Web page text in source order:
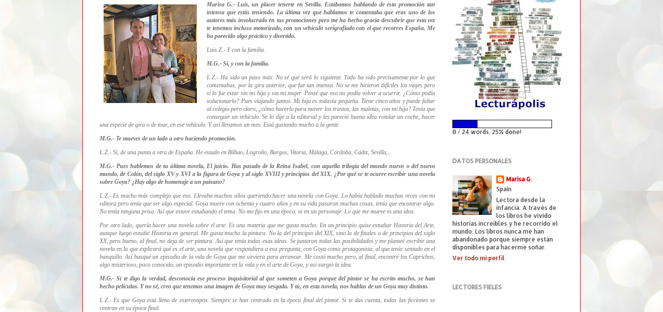
Marisa G.- Luis, un placer tenerte en Sevilla. Estábamos hablando de esta promoción tan
intensa que estás teniendo. La última vez que hablamos te comentaba que eras uno de los
autores más involucrado en tus promociones pero me ha hecho gracia descubrir que esta vez
te tenemos incluso motorizado, con un vehículo serigrafiado con el que recorres España. Me
ha parecido algo práctico y divertido.
Luis Z.- Y con la familia.
M.G.- Sí, y con la familia.
L.Z.- Ha sido un paso más. No sé qué será lo siguiente. Todo ha sido precisamente por lo que
comentabas, por la gira anterior, que fue tan intensa. No se me hicieron difíciles los viajes pero
sí lo fue estar sin mi hija y sin mi mujer. Pensé que eso no podía volver a ocurrir. ¿Cómo podía
solucionarlo? Pues viajando juntos. Mi hija es todavía pequeña. Tiene cinco años y puede faltar
al colegio pero claro, ¿cómo hacerlo para mover los trastos, las maletas, con mi hija? Tenía que
conseguir un vehículo. Se lo dije a la editorial y les pareció buena idea rotular un coche, hacer
una especie de gira o de tour, en ese vehículo. Y así llevamos un mes. Está gustando mucho a la gente.
M.G.- Te mueves de un lado a otro haciendo promoción.
L.Z.- Sí, de una punta a otra de España. He estado en Bilbao, Logroño, Burgos, Vitoria, Málaga, Córdoba, Cádiz, Sevilla,...
M.G.- Pues hablemos de tu última novela, El juicio. Has pasado de la Reina Isabel, con aquella trilogía del mundo nuevo o del nuevo
mundo, de Colón, del siglo XV y XVI a la figura de Goya y al siglo XVIII y principios del XIX. ¿Por qué se te ocurre escribir una novela
sobre Goya? ¿Hay algo de homenaje a un paisano?
L.Z.- Es mucho más complejo que eso. Llevaba muchos años queriendo hacer una novela con Goya. Lo había hablado muchas veces con mi
editora pero tenía que ser algo especial. Goya muere con ochenta y cuatro años y en su vida pasaron muchas cosas, tenía que encontrar algo.
No tenía ninguna prisa. Así que estuve estudiando el tema. No me fijo en una época, ni en un personaje. Lo que me mueve es una idea.
Por otro lado, quería hacer una novela sobre el arte. Es una materia que me gusta mucho. En un principio quise estudiar Historia del Arte,
aunque luego estudié Historia en general. Me gusta mucho la pintura. No la del principio del XIX, sino la de finales o de principios del siglo
XX, pero bueno, al final, no deja de ser pintura. Así que tenía todas esas ideas. Se juntaron todas las posibilidades y me planteé escribir una
novela en la que explicará qué es el arte, una novela que respondiera a esa pregunta, con Goya como protagonista, al que tenía sentado en el
banquillo. Así busqué un episodio de la vida de Goya que me sirviera para arrancar. Me costó mucho pero, al final, encontré los Caprichos,
algo misterioso, poco conocido, un episodio importante en la vida y en el arte de Goya, y así surgió la idea.
M.G.- Si te digo la verdad, desconocía ese proceso inquisitorial al que someten a Goya porque del pintor se ha escrito mucho, se han
hecho películas. Y no sé, creo que tenemos una imagen de Goya muy sesgada. Y tú, en esta novela, nos hablas de un Goya muy distinto.
L.Z.- Es que Goya está lleno de estereotipos. Siempre se han centrado en la época final del pintor. Si te das cuenta, todas las ficciones se
centran en su época final.
0 / 24 words. 25% done!
DATOS PERSONALES
Marisa G.
Spain
Lectora desde la
infancia. A través de
los libros he vivido
historias increíbles y he recorrido el
mundo. Los libros nunca me han
abandonado porque siempre están
disponibles para hacerme soñar.
Ver todo mi perfil
LECTORES FIELES